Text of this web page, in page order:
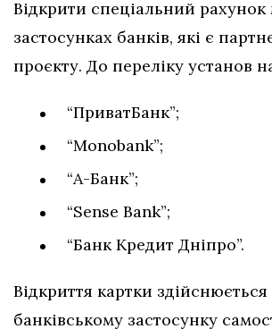
Відкрити спеціальний
застосунках банків, які є
проєкту. До переліку установ
“ПриватБанк”;
“Monobank”;
“А-Банк”;
“Sense Bank”;
“Банк Кредит Дніпро”.
Відкриття картки здійснюється
банківському застосунку